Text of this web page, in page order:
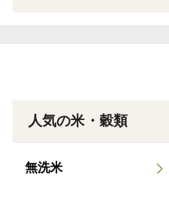
人気の米・穀類
無洗米